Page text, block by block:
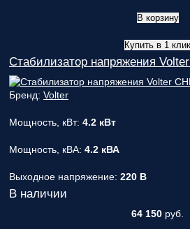
В корзину
Купить в 1 клик
Стабилизатор напряжения
Бренд: Volter
Мощность, кВт: 4.2 кВт
Мощность, кВА: 4.2 кВА
Выходное напряжение: 220 В
В наличии
64 150 руб.